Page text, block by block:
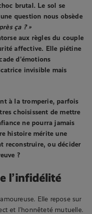
brutal. Le sol se
question nous obsède
ça ? »
aux règles du couple
affective. Elle piétine
d’émotions
invisible mais
à la tromperie, parfois
choisissent de mettre
ne pourra jamais
histoire mérite une
reconstruire, ou décider
?
l’infidélité
Elle repose sur
et l’honnêteté mutuelle.